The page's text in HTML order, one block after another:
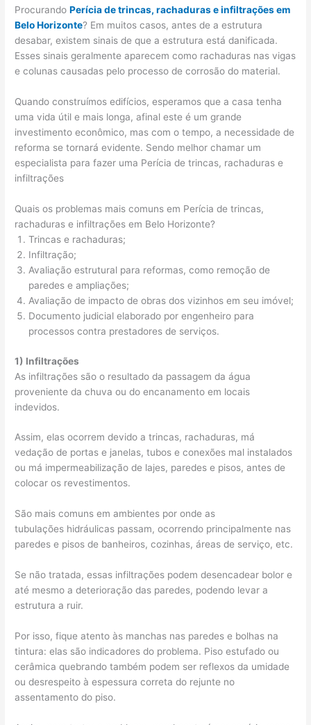
ProcurandoPerícia de trincas, rachaduras e infiltrações em
Belo Horizonte? Em muitos casos, antes de a estrutura
desabar, existem sinais de que a estrutura está danificada.
Esses sinais geralmente aparecem como rachaduras nas vigas
e colunas causadas pelo processo de corrosão do material.
Quando construímos edifícios, esperamos que a casa tenha
uma vida útil e mais longa, afinal este é um grande
investimento econômico, mas com o tempo, a necessidade de
reforma se tornará evidente. Sendo melhor chamar um
especialista para fazer uma Perícia de trincas, rachaduras e
infiltrações
Quais os problemas mais comuns em Perícia de trincas,
rachaduras e infiltrações em Belo Horizonte?
Trincas e rachaduras;
Infiltração;
Avaliação estrutural para reformas, como remoção de
paredes e ampliações;
Avaliação de impacto de obras dos vizinhos em seu imóvel;
Documento judicial elaborado por engenheiro para
processos contra prestadores de serviços.
1) Infiltrações
As infiltrações são o resultado da passagem da água
proveniente da chuva ou do encanamento em locais
indevidos.
Assim, elas ocorrem devido a trincas, rachaduras, má
vedação de portas e janelas, tubos e conexões mal instalados
ou má impermeabilização de lajes, paredes e pisos, antes de
colocar os revestimentos.
São mais comuns em ambientes por onde as
tubulações hidráulicas passam, ocorrendo principalmente nas
paredes e pisos de banheiros, cozinhas, áreas de serviço, etc.
Se não tratada, essas infiltrações podem desencadear bolor e
até mesmo a deterioração das paredes, podendo levar a
estrutura a ruir.
Por isso, fique atento às manchas nas paredes e bolhas na
tintura: elas são indicadores do problema. Piso estufado ou
cerâmica quebrando também podem ser reflexos da umidade
ou desrespeito à espessura correta do rejunte no
assentamento do piso.